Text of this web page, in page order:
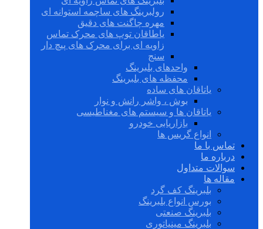
رولبرینگ های ساچمه استوانه ای
مهره چاگنت های دقیق
یاطاقان توپ های محرک تماس
زاویه ای برای محرک های پیچ دار
سنج
واحدهای بلبرینگ
محفظه های بلبرینگ
یاتاقان های ساده
بوش ، واشر رانش و نوار
یاتاقان ها و سیستم های مغناطیسی
بازاریابی خودرو
انواع گریس ها
تماس با ما
درباره ما
سوالات متداول
مقاله ها
بلبرینگ کف گرد
بورس انواع بلبرینگ
بلبرینگ صنعتی
بلبرینگ مینیاتوری